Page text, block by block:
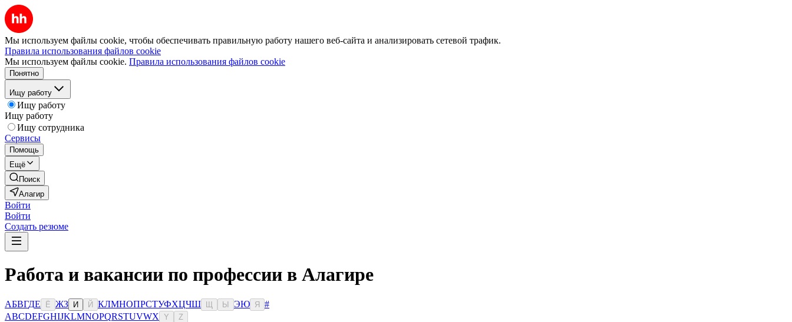
Мы используем файлы cookie, чтобы обеспечивать правильную работу нашего веб-сайта и анализировать сетевой трафик.
Правила использования файлов cookie
Мы используем файлы cookie. Правила использования файлов cookie
Понятно
Ищу работу
Ищу работу
Ищу работу
Ищу сотрудника
Сервисы
Помощь
Ещё
Поиск
Алагир
Войти
Войти
Создать резюме
Работа и вакансии по профессии в Алагире
АБВГДЕ Ё ЖЗ И Й КЛМНОПРСТУФХЦЧШ Ы ЭЮ Я
#
ABCDEFGHIJKLMNOPQRSTUVWX Y Z